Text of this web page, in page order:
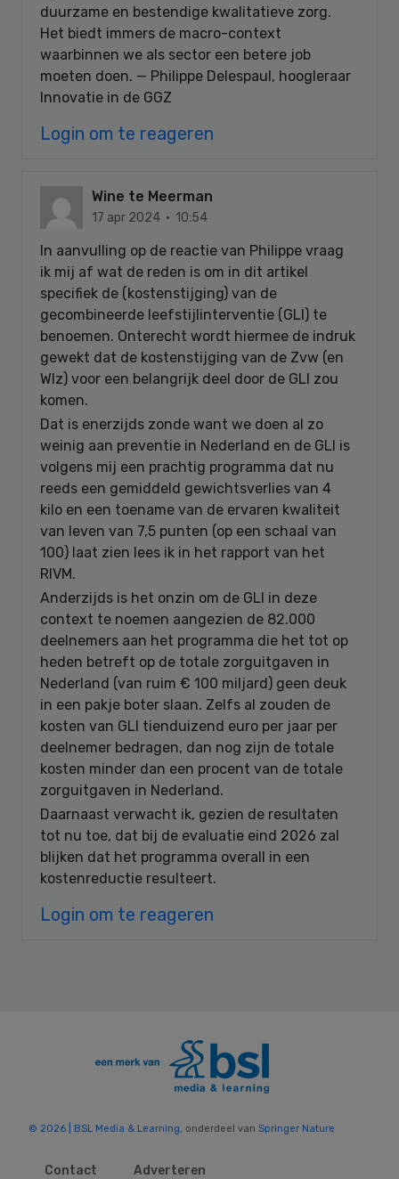
duurzame en bestendige kwalitatieve zorg.
Het biedt immers de macro-context
waarbinnen we als sector een betere job
moeten doen. — Philippe Delespaul, hoogleraar
Innovatie in de GGZ
Login om te reageren
Wine te Meerman
17 apr 2024 · 10:54
In aanvulling op de reactie van Philippe vraag
ik mij af wat de reden is om in dit artikel
specifiek de (kostenstijging) van de
gecombineerde leefstijlinterventie (GLI) te
benoemen. Onterecht wordt hiermee de indruk
gewekt dat de kostenstijging van de Zvw (en
Wlz) voor een belangrijk deel door de GLI zou
komen.
Dat is enerzijds zonde want we doen al zo
weinig aan preventie in Nederland en de GLI is
volgens mij een prachtig programma dat nu
reeds een gemiddeld gewichtsverlies van 4
kilo en een toename van de ervaren kwaliteit
van leven van 7,5 punten (op een schaal van
100) laat zien lees ik in het rapport van het
RIVM.
Anderzijds is het onzin om de GLI in deze
context te noemen aangezien de 82.000
deelnemers aan het programma die het tot op
heden betreft op de totale zorguitgaven in
Nederland (van ruim € 100 miljard) geen deuk
in een pakje boter slaan. Zelfs al zouden de
kosten van GLI tienduizend euro per jaar per
deelnemer bedragen, dan nog zijn de totale
kosten minder dan een procent van de totale
zorguitgaven in Nederland.
Daarnaast verwacht ik, gezien de resultaten
tot nu toe, dat bij de evaluatie eind 2026 zal
blijken dat het programma overall in een
kostenreductie resulteert.
Login om te reageren
© 2026 | BSL Media & Learning , onderdeel van Springer Nature
Contact Adverteren